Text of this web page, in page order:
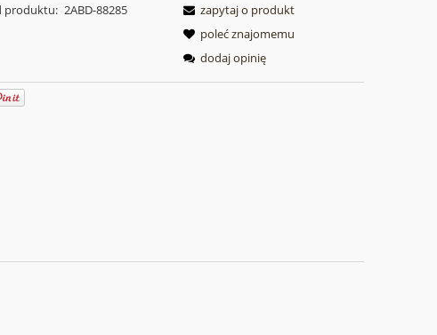
produktu: 2ABD-88285
zapytaj o produkt
poleć znajomemu
dodaj opinię